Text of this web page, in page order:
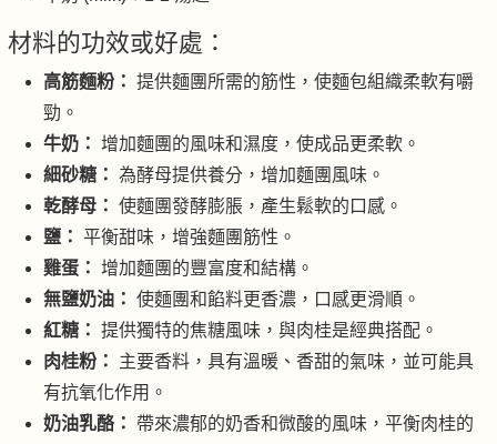
材料的功效或好處：
高筋麵粉： 提供麵團所需的筋性，使麵包組織柔軟有嚼
勁。
牛奶： 增加麵團的風味和濕度，使成品更柔軟。
細砂糖： 為酵母提供養分，增加麵團風味。
乾酵母： 使麵團發酵膨脹，產生鬆軟的口感。
鹽： 平衡甜味，增強麵團筋性。
雞蛋： 增加麵團的豐富度和結構。
無鹽奶油： 使麵團和餡料更香濃，口感更滑順。
紅糖： 提供獨特的焦糖風味，與肉桂是經典搭配。
肉桂粉：
主要香料，具有溫暖、香甜的氣味，並可能具
有抗氧化作用。
奶油乳酪：
帶來濃郁的奶香和微酸的風味，平衡肉桂的